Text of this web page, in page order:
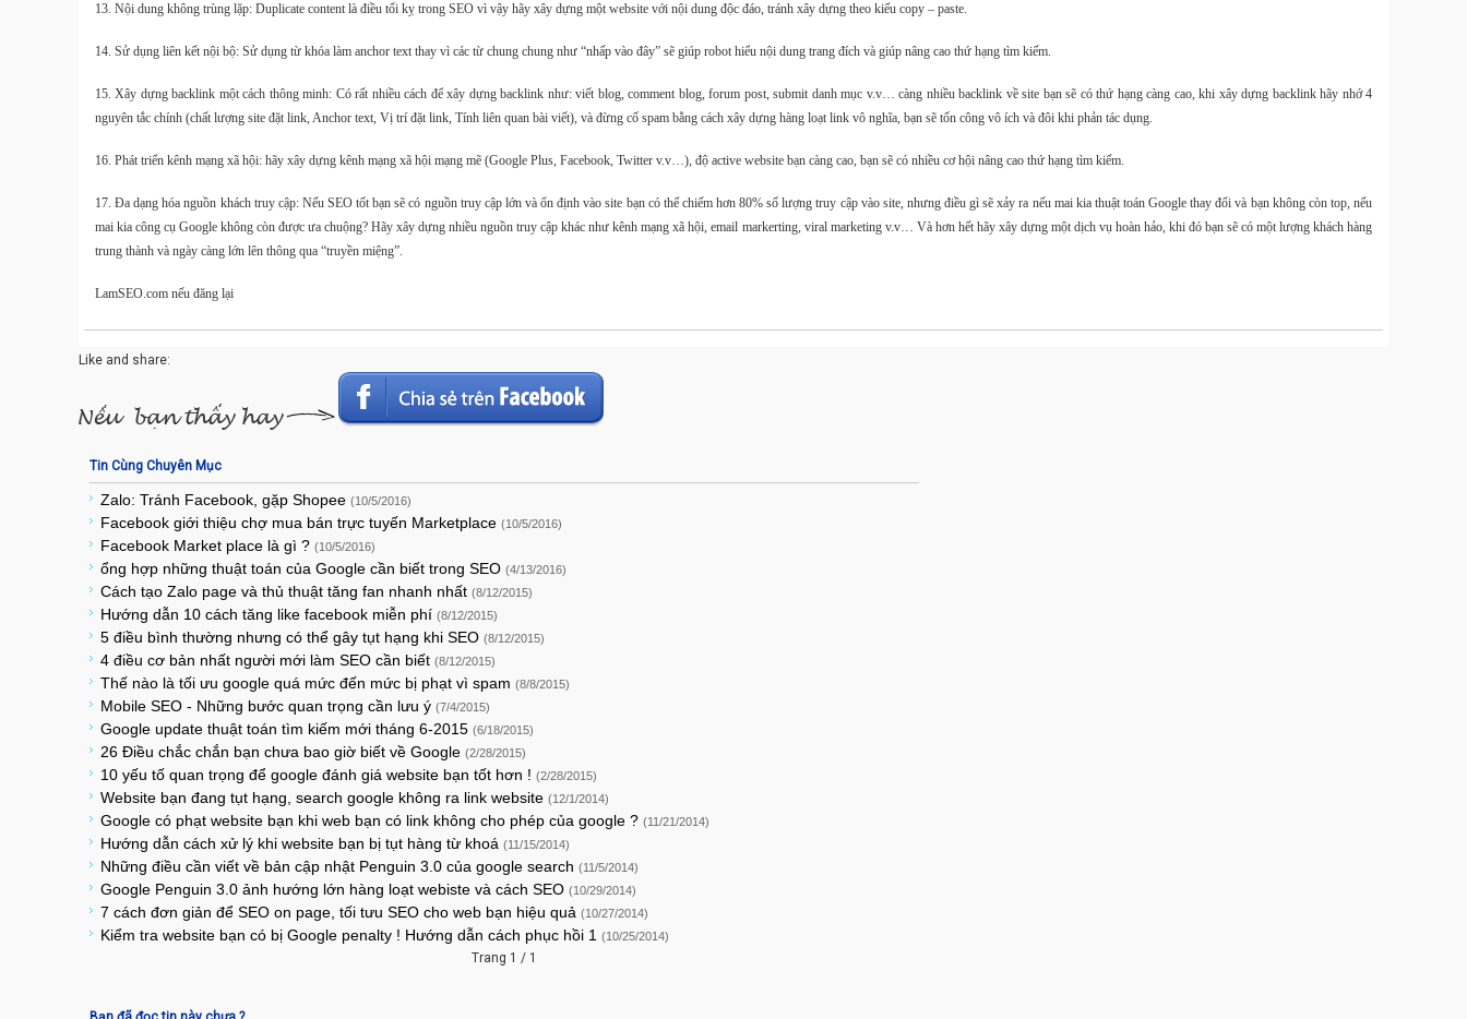
13. Nội dung không trùng lặp: Duplicate content là điều tối kỵ trong SEO vì vậy hãy xây dựng một website với nội dung độc đáo, tránh xây dựng theo kiểu copy – paste.
14. Sử dụng liên kết nội bộ: Sử dụng từ khóa làm anchor text thay vì các từ chung chung như “nhấp vào đây” sẽ giúp robot hiểu nội dung trang đích và giúp nâng cao thứ hạng tìm kiếm.
15. Xây dựng backlink một cách thông minh: Có rất nhiều cách để xây dựng backlink như: viết blog, comment blog, forum post, submit danh mục v.v… càng nhiều backlink về site bạn sẽ có thứ hạng càng cao, khi xây dựng backlink hãy nhớ 4
nguyên tắc chính (chất lượng site đặt link, Anchor text, Vị trí đặt link, Tính liên quan bài viết), và đừng cố spam bằng cách xây dựng hàng loạt link vô nghĩa, bạn sẽ tốn công vô ích và đôi khi phản tác dụng.
16. Phát triển kênh mạng xã hội: hãy xây dựng kênh mạng xã hội mạng mẽ (Google Plus, Facebook, Twitter v.v…), độ active website bạn càng cao, bạn sẽ có nhiều cơ hội nâng cao thứ hạng tìm kiếm.
17. Đa dạng hóa nguồn khách truy cập: Nếu SEO tốt bạn sẽ có nguồn truy cập lớn và ổn định vào site bạn có thể chiếm hơn 80% số lượng truy cập vào site, nhưng điều gì sẽ xảy ra nếu mai kia thuật toán Google thay đổi và bạn không còn top, nếu
mai kia công cụ Google không còn được ưa chuộng? Hãy xây dựng nhiều nguồn truy cập khác như kênh mạng xã hội, email markerting, viral marketing v.v… Và hơn hết hãy xây dựng một dịch vụ hoàn hảo, khi đó bạn sẽ có một lượng khách hàng
trung thành và ngày càng lớn lên thông qua “truyền miệng”.
LamSEO.com nếu đăng lại
Like and share:
Tin Cùng Chuyên Mục
Zalo: Tránh Facebook, gặp Shopee (10/5/2016)
Facebook giới thiệu chợ mua bán trực tuyến Marketplace (10/5/2016)
Facebook Market place là gì ? (10/5/2016)
ổng hợp những thuật toán của Google cần biết trong SEO (4/13/2016)
Cách tạo Zalo page và thủ thuật tăng fan nhanh nhất (8/12/2015)
Hướng dẫn 10 cách tăng like facebook miễn phí (8/12/2015)
5 điều bình thường nhưng có thể gây tụt hạng khi SEO (8/12/2015)
4 điều cơ bản nhất người mới làm SEO cần biết (8/12/2015)
Thế nào là tối ưu google quá mức đến mức bị phạt vì spam (8/8/2015)
Mobile SEO - Những bước quan trọng cần lưu ý (7/4/2015)
Google update thuật toán tìm kiếm mới tháng 6-2015 (6/18/2015)
26 Điều chắc chắn bạn chưa bao giờ biết về Google (2/28/2015)
10 yếu tố quan trọng để google đánh giá website bạn tốt hơn ! (2/28/2015)
Website bạn đang tụt hạng, search google không ra link website (12/1/2014)
Google có phạt website bạn khi web bạn có link không cho phép của google ? (11/21/2014)
Hướng dẫn cách xử lý khi website bạn bị tụt hàng từ khoá (11/15/2014)
Những điều cần viết về bản cập nhật Penguin 3.0 của google search (11/5/2014)
Google Penguin 3.0 ảnh hướng lớn hàng loạt webiste và cách SEO (10/29/2014)
7 cách đơn giản để SEO on page, tối tưu SEO cho web bạn hiệu quả (10/27/2014)
Kiểm tra website bạn có bị Google penalty ! Hướng dẫn cách phục hồi 1 (10/25/2014)
Trang 1 / 1